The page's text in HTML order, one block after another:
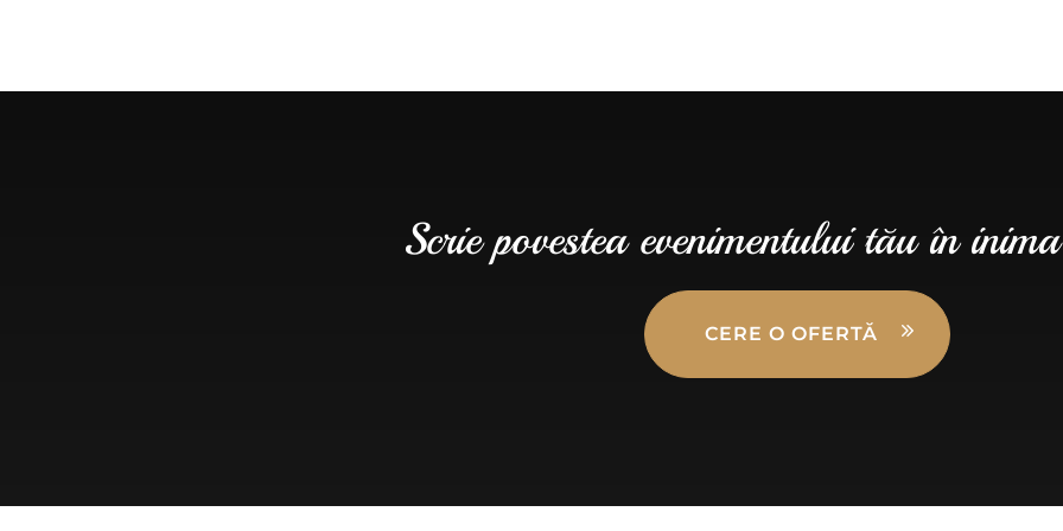
Scrie povestea evenimentului tău în
CERE O OFERTĂ